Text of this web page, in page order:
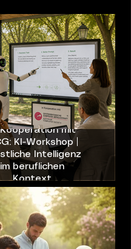
mit
|
Intelligenz
im beruflichen
Kontext